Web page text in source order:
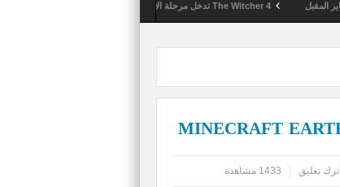
The Witcher 4 تدخل مرحلة الإنتاج الكامل
اترك تعليق 1433 مشاهدة